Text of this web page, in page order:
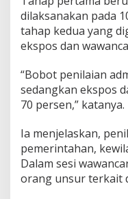
dilaksanakan pada
tahap kedua yang
ekspos dan
“Bobot penilaian
sedangkan ekspos
70 persen,” katanya.
Ia menjelaskan,
pemerintahan,
Dalam sesi
orang unsur terkait